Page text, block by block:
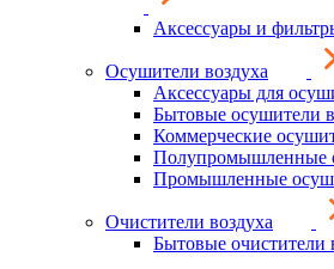
Аксессуары и
Осушители воздуха
Аксессуары для
Бытовые осушители
Коммерческие
Полупромышленные
Промышленные
Очистители воздуха
Бытовые очистители